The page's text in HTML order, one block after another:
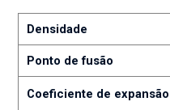
Densidade
Ponto de fusão
Coeficiente de expansão